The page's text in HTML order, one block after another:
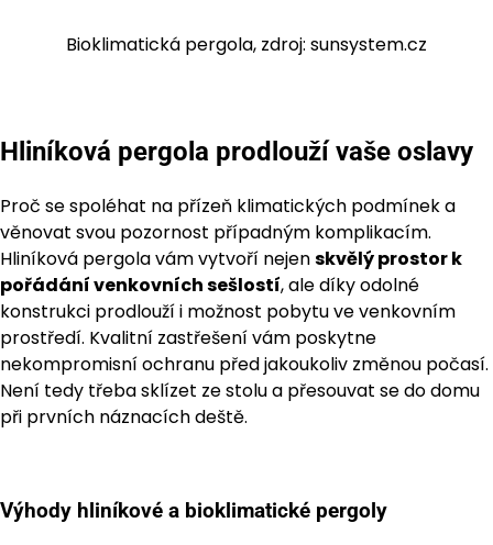
Bioklimatická pergola, zdroj: sunsystem.cz
Hliníková pergola prodlouží vaše oslavy
Proč se spoléhat na přízeň klimatických podmínek a
věnovat svou pozornost případným komplikacím.
Hliníková pergola vám vytvoří nejenskvělý prostor k
pořádání venkovních sešlostí, ale díky odolné
konstrukci prodlouží i možnost pobytu ve venkovním
prostředí. Kvalitní zastřešení vám poskytne
nekompromisní ochranu před jakoukoliv změnou počasí.
Není tedy třeba sklízet ze stolu a přesouvat se do domu
při prvních náznacích deště.
Výhody hliníkové a bioklimatické pergoly